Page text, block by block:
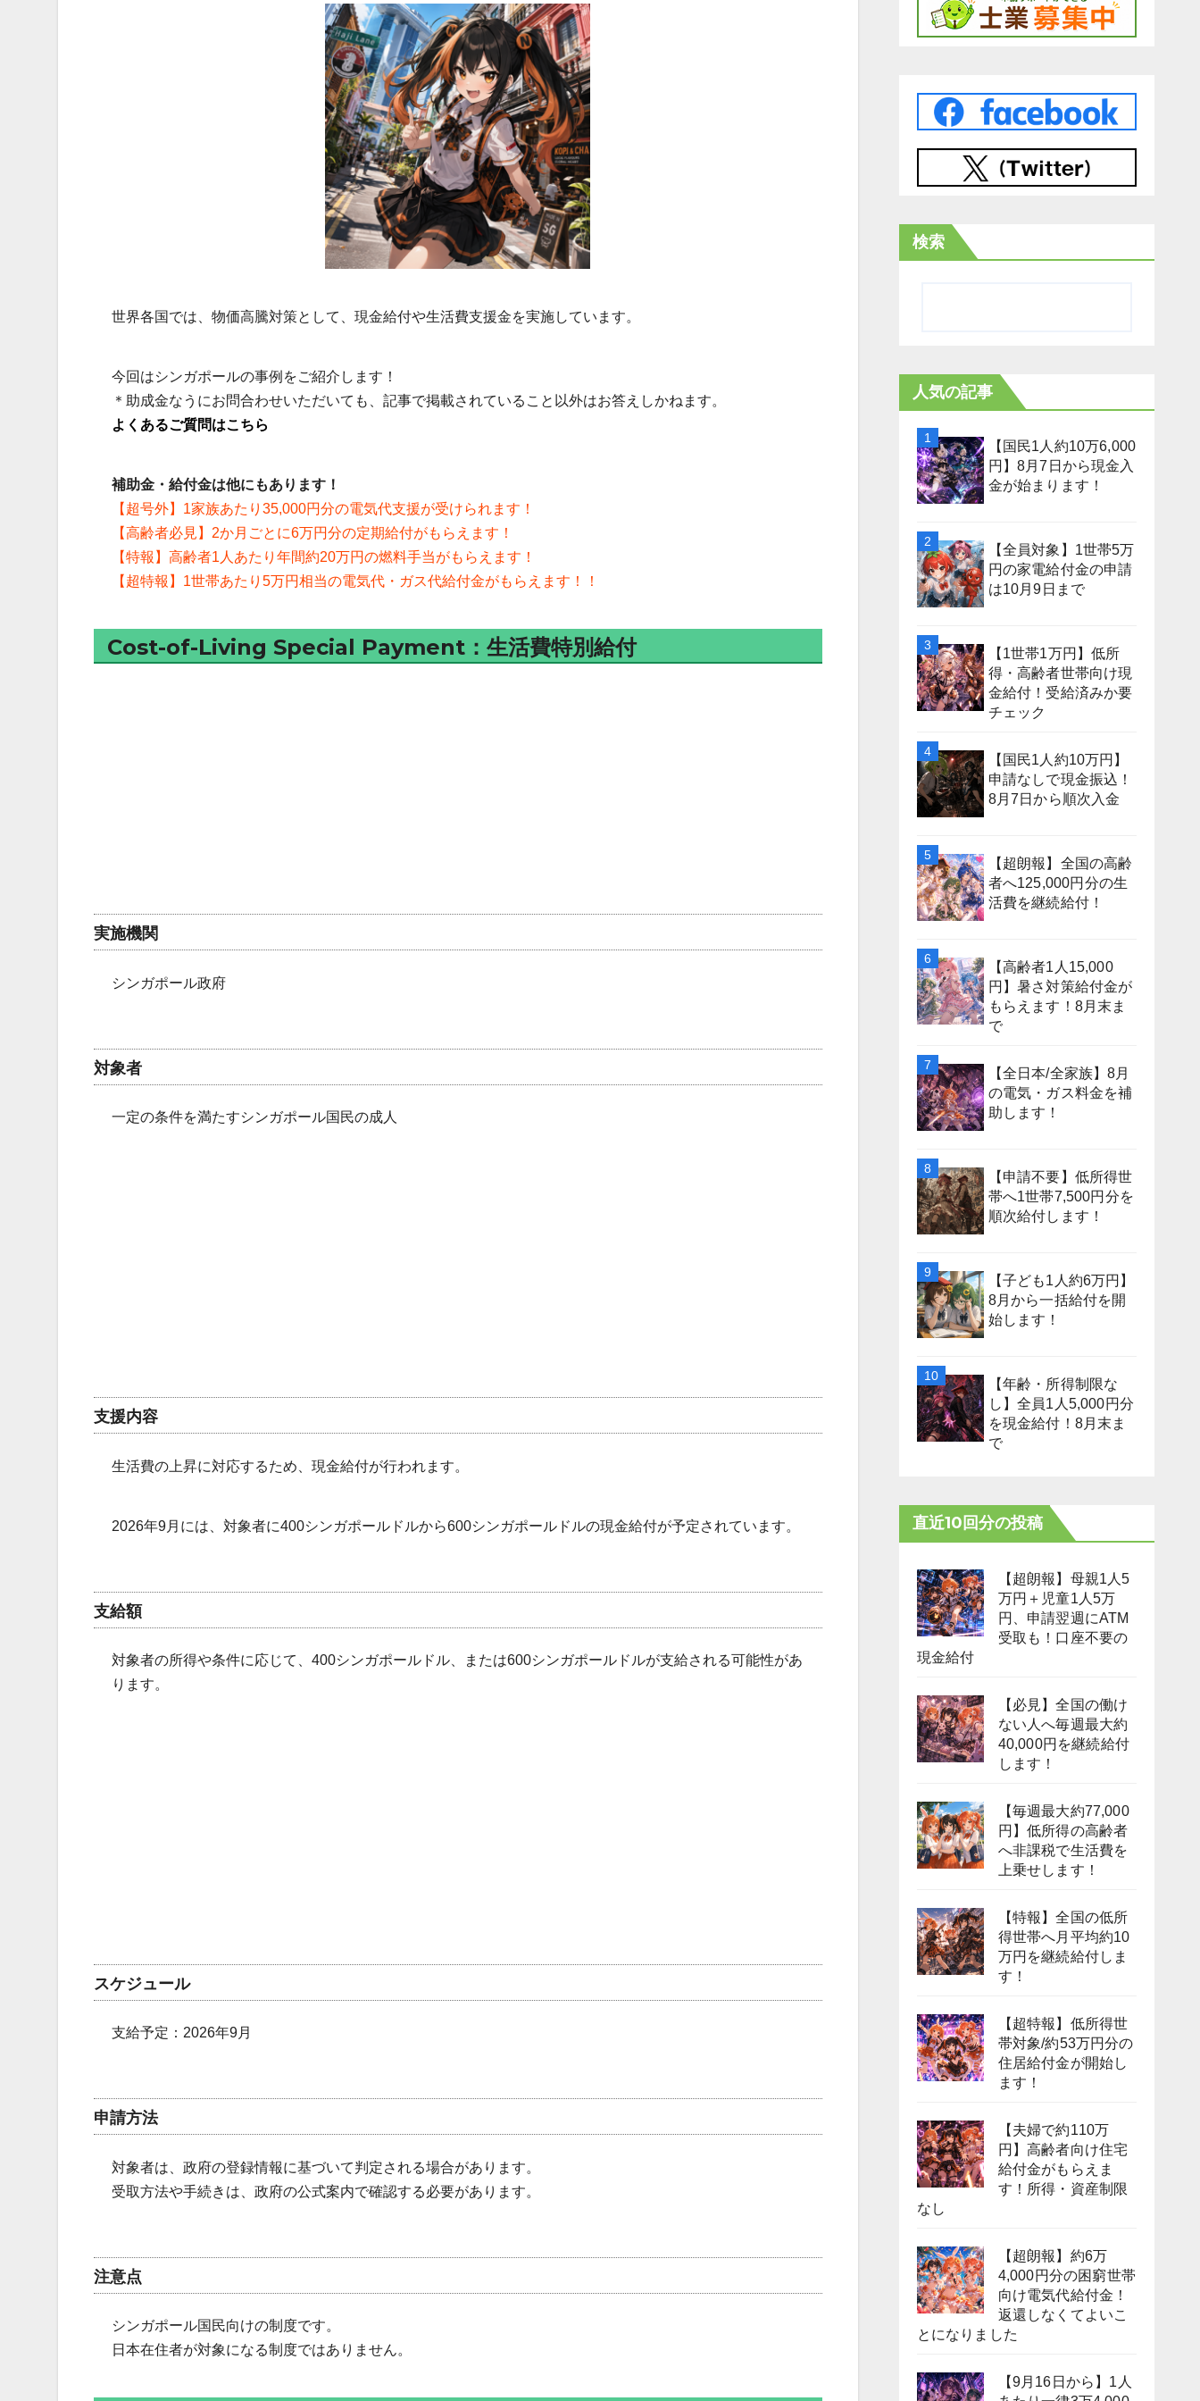
世界各国では、物価高騰対策として、現金給付や生活費支援金を実施しています。
今回はシンガポールの事例をご紹介します！
＊助成金なうにお問合わせいただいても、記事で掲載されていること以外はお答えしかねます。
よくあるご質問はこちら
補助金・給付金は他にもあります！
【超号外】1家族あたり35,000円分の電気代支援が受けられます！
【高齢者必見】2か月ごとに6万円分の定期給付がもらえます！
【特報】高齢者1人あたり年間約20万円の燃料手当がもらえます！
【超特報】1世帯あたり5万円相当の電気代・ガス代給付金がもらえます！！
Cost-of-Living Special Payment：生活費特別給付
実施機関
シンガポール政府
対象者
一定の条件を満たすシンガポール国民の成人
支援内容
生活費の上昇に対応するため、現金給付が行われます。
2026年9月には、対象者に400シンガポールドルから600シンガポールドルの現金給付が予定されています。
支給額
対象者の所得や条件に応じて、400シンガポールドル、または600シンガポールドルが支給される可能性があ
ります。
スケジュール
支給予定：2026年9月
申請方法
対象者は、政府の登録情報に基づいて判定される場合があります。
受取方法や手続きは、政府の公式案内で確認する必要があります。
注意点
シンガポール国民向けの制度です。
日本在住者が対象になる制度ではありません。
検索
人気の記事
【国民1人約10万6,000
円】8月7日から現金入
金が始まります！
【全員対象】1世帯5万
円の家電給付金の申請
は10月9日まで
【1世帯1万円】低所
得・高齢者世帯向け現
金給付！受給済みか要
チェック
【国民1人約10万円】
申請なしで現金振込！
8月7日から順次入金
【超朗報】全国の高齢
者へ125,000円分の生
活費を継続給付！
【高齢者1人15,000
円】暑さ対策給付金が
もらえます！8月末ま
で
【全日本/全家族】8月
の電気・ガス料金を補
助します！
【申請不要】低所得世
帯へ1世帯7,500円分を
順次給付します！
【子ども1人約6万円】
8月から一括給付を開
始します！
【年齢・所得制限な
し】全員1人5,000円分
を現金給付！8月末ま
で
直近10回分の投稿
【超朗報】母親1人5
万円＋児童1人5万
円、申請翌週にATM
受取も！口座不要の
現金給付
【必見】全国の働け
ない人へ毎週最大約
40,000円を継続給付
します！
【毎週最大約77,000
円】低所得の高齢者
へ非課税で生活費を
上乗せします！
【特報】全国の低所
得世帯へ月平均約10
万円を継続給付しま
す！
【超特報】低所得世
帯対象/約53万円分の
住居給付金が開始し
ます！
【夫婦で約110万
円】高齢者向け住宅
給付金がもらえま
す！所得・資産制限
なし
【超朗報】約6万
4,000円分の困窮世帯
向け電気代給付金！
返還しなくてよいこ
とになりました
【9月16日から】1人